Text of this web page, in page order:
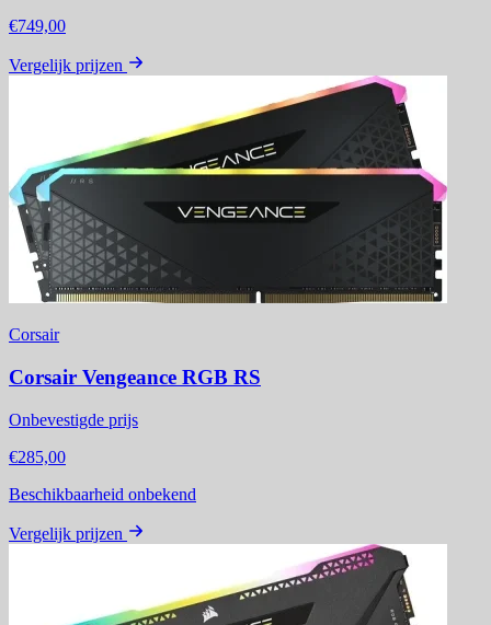
€749,00
Vergelijk prijzen
Corsair
Corsair Vengeance RGB RS
Onbevestigde prijs
€285,00
Beschikbaarheid onbekend
Vergelijk prijzen